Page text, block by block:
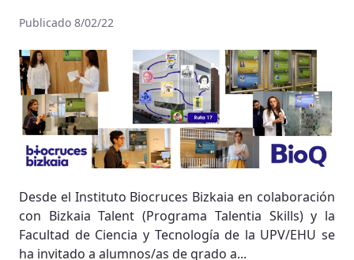
Publicado 8/02/22
Desde el Instituto Biocruces Bizkaia en colaboración
con Bizkaia Talent (Programa Talentia Skills) y la
Facultad de Ciencia y Tecnología de la UPV/EHU se
ha invitado a alumnos/as de grado a...